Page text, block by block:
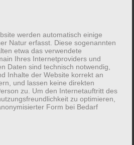
für mehr Diversität,
Kurstreff hinaus sind nicht
Einstieg in die Kursreihe ist
ist dem
werden automatisch einige
Natur erfasst. Diese sogenannten
etwa das verwendete
Ihres Internetproviders und
Daten sind technisch notwendig,
Inhalte der Website korrekt an
und lassen keine direkten
zu. Um den Internetauftritt des
zu optimieren,
Form bei Bedarf